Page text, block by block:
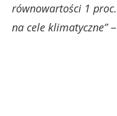
równowartości 1
na cele klimatyczne”–